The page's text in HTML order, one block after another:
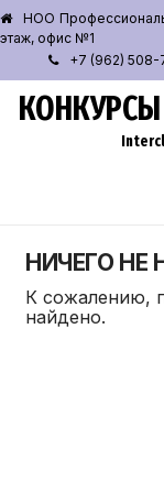
НОО
этаж, офис №1
+7 (962) 508-
НИЧЕГО НЕ
К сожалению,
найдено.